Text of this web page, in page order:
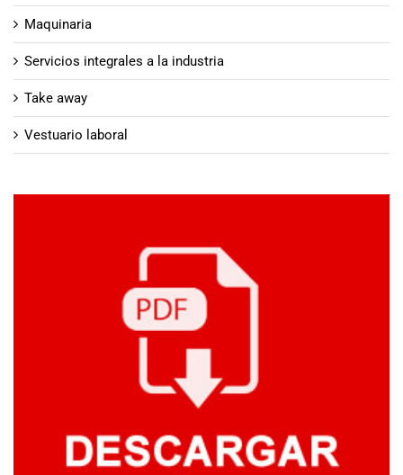
Maquinaria
Servicios integrales a la industria
Take away
Vestuario laboral